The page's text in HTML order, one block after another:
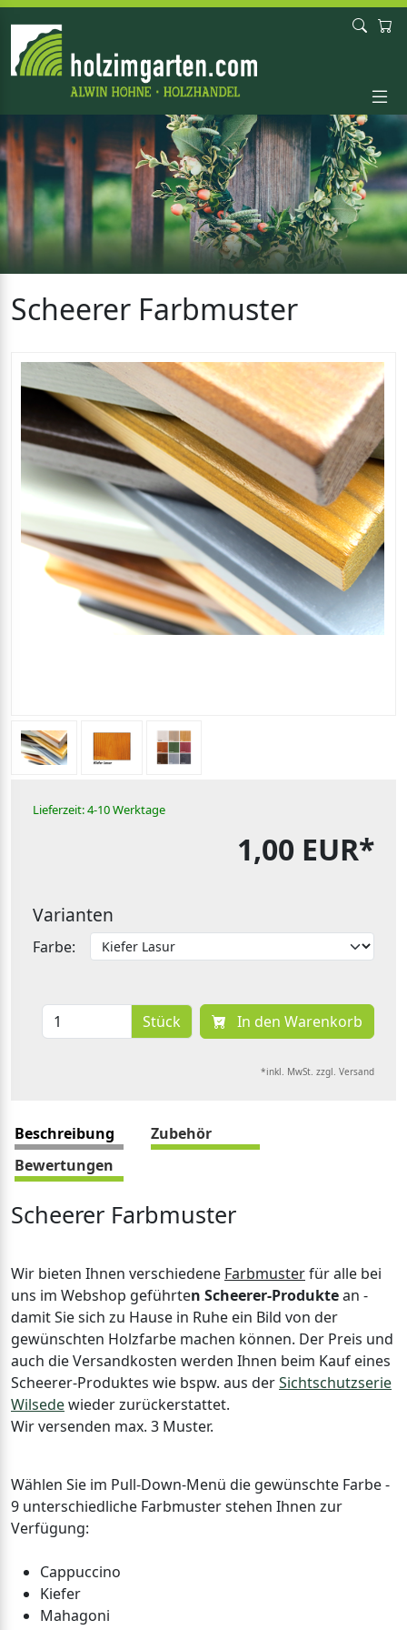
Scheerer Farbmuster
Lieferzeit: 4-10 Werktage
1,00 EUR*
Varianten
Farbe:
Stück In den Warenkorb
*inkl. MwSt. zzgl. Versand
Beschreibung
Zubehör
Bewertungen
Scheerer Farbmuster
Wir bieten Ihnen verschiedene Farbmusterfür alle bei
uns im Webshop geführten Scheerer-Produktean -
damit Sie sich zu Hause in Ruhe ein Bild von der
gewünschten Holzfarbe machen können. Der Preis und
auch die Versandkosten werden Ihnen beim Kauf eines
Scheerer-Produktes wie bspw. aus derSichtschutzserie
Wilsedewieder zurückerstattet.
Wir versenden max. 3 Muster.
Wählen Sie im Pull-Down-Menü die gewünschte Farbe -
9 unterschiedliche Farbmuster stehen Ihnen zur
Verfügung:
Cappuccino
Kiefer
Mahagoni